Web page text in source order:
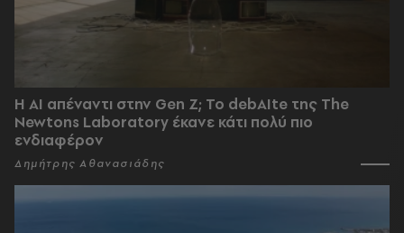
Η AI απέναντι στην Gen Z; Το debAIte της The
Newtons Laboratory έκανε κάτι πολύ πιο
ενδιαφέρον
Δημήτρης Αθανασιάδης